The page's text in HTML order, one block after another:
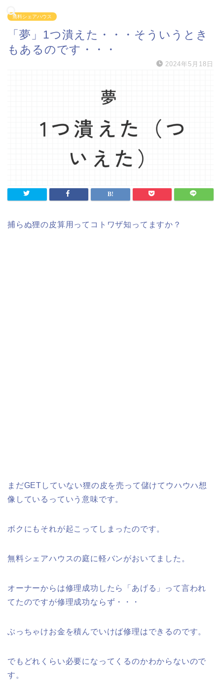
無料シェアハウス
「夢」1つ潰えた・・・そういうとき
もあるのです・・・
2024年5月18日
捕らぬ狸の皮算用ってコトワザ知ってますか？
まだGETしていない狸の皮を売って儲けてウハウハ想
像しているっていう意味です。
ボクにもそれが起こってしまったのです。
無料シェアハウスの庭に軽バンがおいてました。
オーナーからは修理成功したら「あげる」って言われ
てたのですが修理成功ならず・・・
ぶっちゃけお金を積んでいけば修理はできるのです。
でもどれくらい必要になってくるのかわからないので
す。